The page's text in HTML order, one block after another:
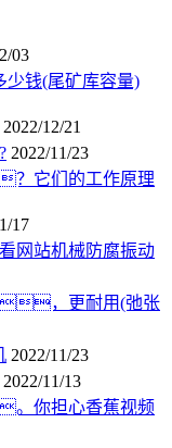
03
少钱(尾矿库容量)
2022/12/21
2022/11/23
？它们的工作原理
17
网站机械防腐振动
，更耐用(弛张
2022/11/23
2022/11/13
。你担心香蕉视频